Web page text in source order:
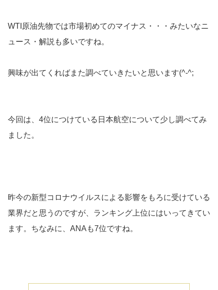
WTI原油先物では市場初めてのマイナス・・・みたいなニ
ュース・解説も多いですね。
興味が出てくればまた調べていきたいと思います(^-^;
今回は、4位につけている日本航空について少し調べてみ
ました。
昨今の新型コロナウイルスによる影響をもろに受けている
業界だと思うのですが、ランキング上位にはいってきてい
ます。ちなみに、ANAも7位ですね。